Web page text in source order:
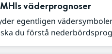
väderprognoser
egentligen
du förstå